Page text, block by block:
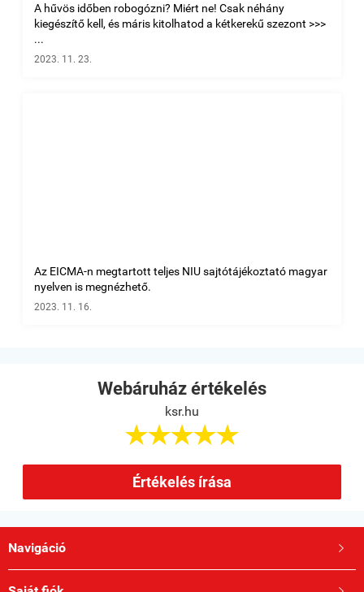
A hűvös időben robogózni? Miért ne! Csak néhány
kiegészítő kell, és máris kitolhatod a kétkerekű szezont >>>
...
2023. 11. 23.
Az EICMA-n megtartott teljes NIU sajtótájékoztató magyar
nyelven is megnézhető.
2023. 11. 16.
Webáruház értékelés
ksr.hu

Értékelés írása
Navigáció 